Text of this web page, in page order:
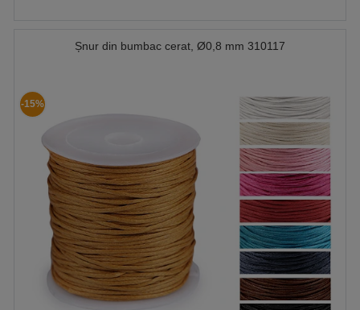
Șnur din bumbac cerat, Ø0,8 mm 310117
-15%